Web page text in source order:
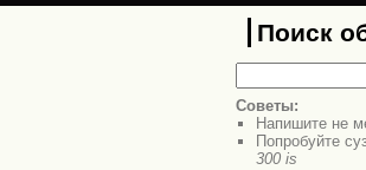
Поиск
Советы:
Напишите не
Попробуйте
300 is